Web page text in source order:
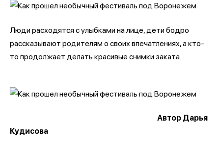
Люди расходятся с улыбками на лице, дети бодро
рассказывают родителям о своих впечатлениях, а кто-
то продолжает делать красивые снимки заката.
Автор Дарья
Кудисова